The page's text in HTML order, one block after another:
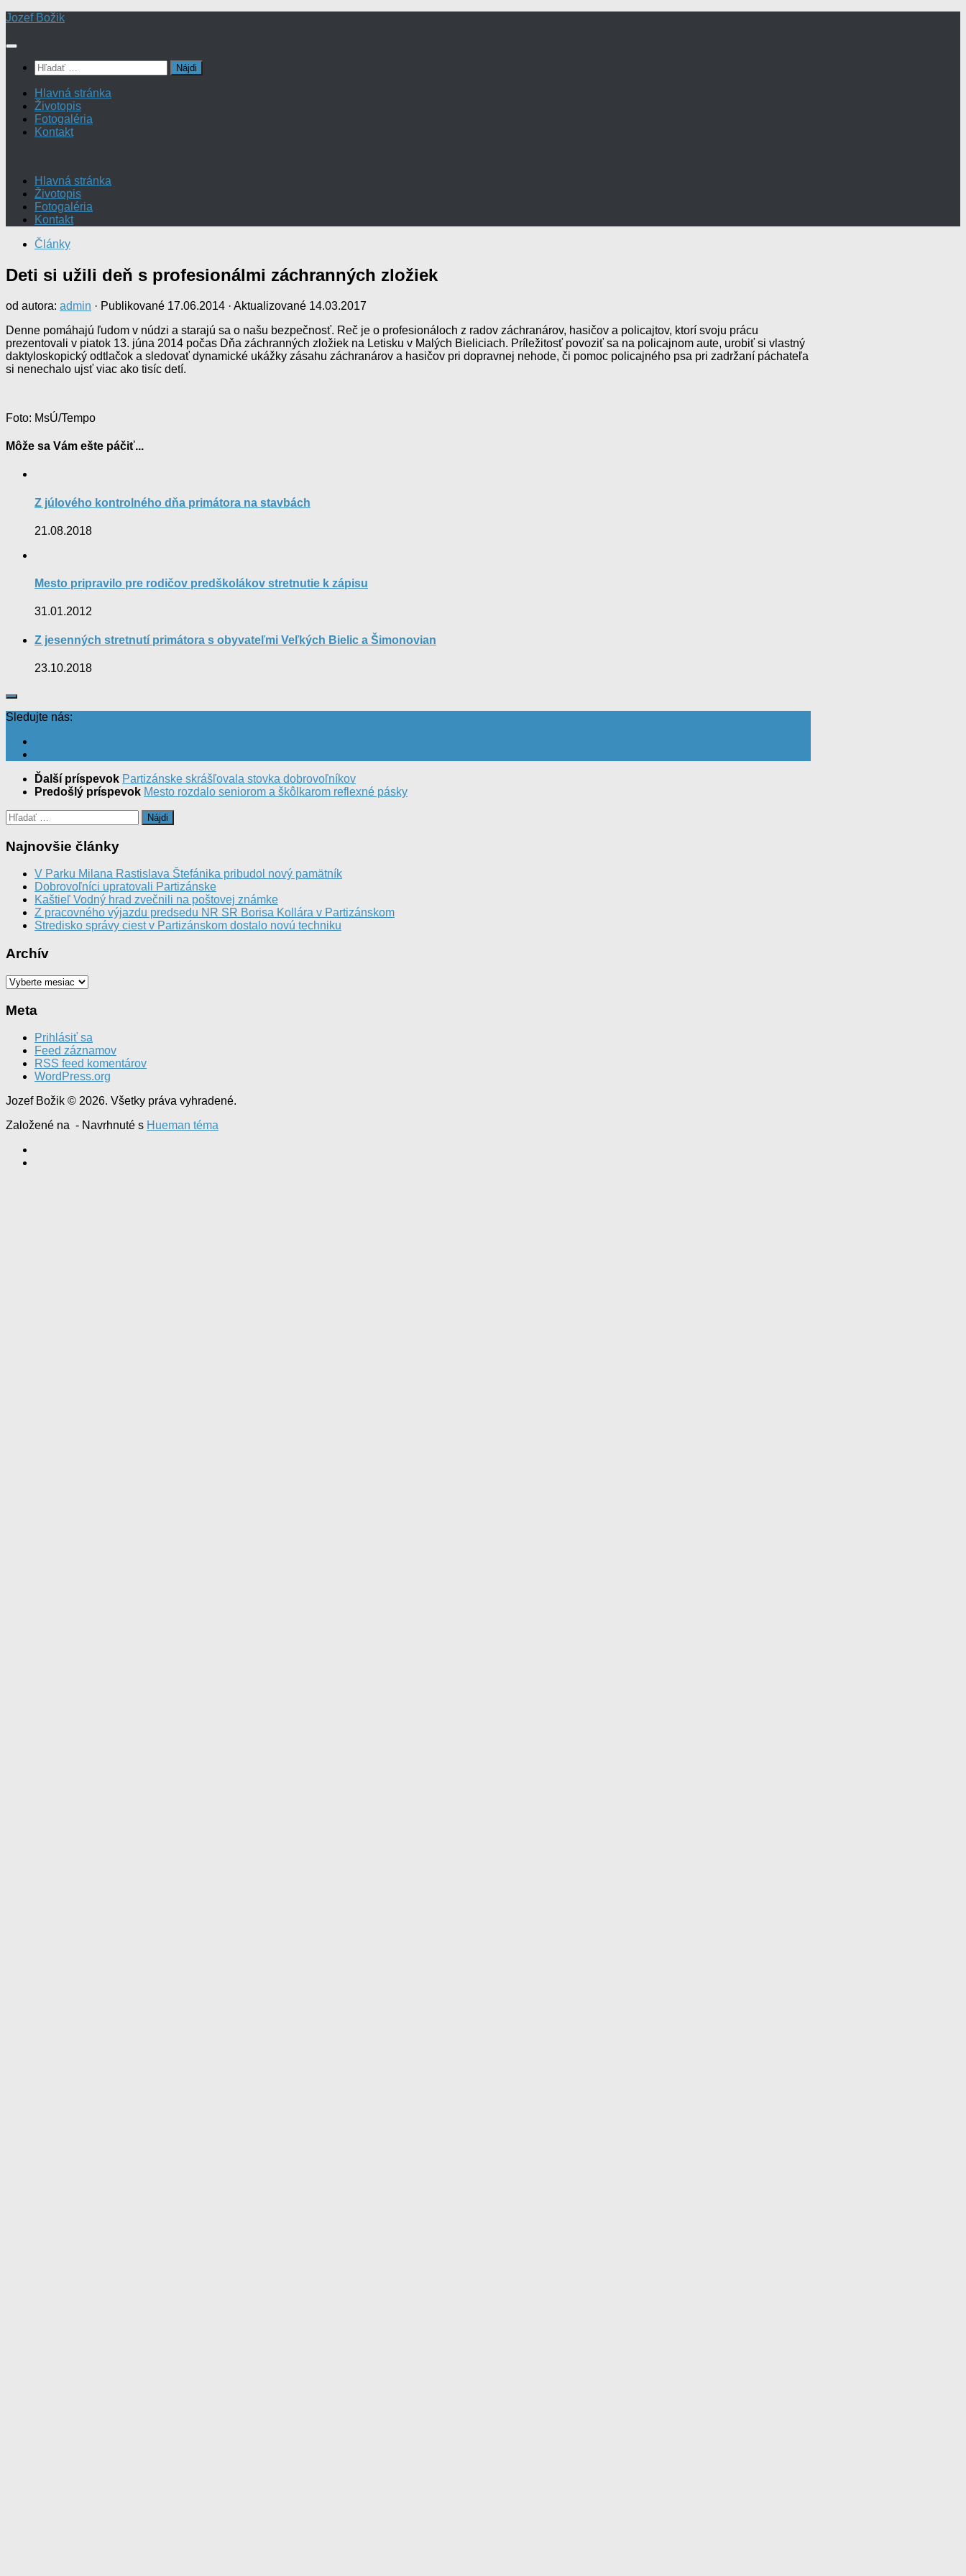
Preskočiť
obsah
Jozef Božik
Hľadať:
Hlavná stránka
Životopis
Fotogaléria
Kontakt
Hlavná stránka
Životopis
Fotogaléria
Kontakt
Články
Deti si užili deň s profesionálmi záchranných zložiek
od autora: admin · Publikované 17.06.2014 · Aktualizované 14.03.2017
Denne pomáhajú ľudom v núdzi a starajú sa o našu bezpečnosť. Reč je o profesionáloch z radov záchranárov, hasičov a policajtov, ktorí svoju prácu
prezentovali v piatok 13. júna 2014 počas Dňa záchranných zložiek na Letisku v Malých Bieliciach. Príležitosť povoziť sa na policajnom aute, urobiť si vlastný
daktyloskopický odtlačok a sledovať dynamické ukážky zásahu záchranárov a hasičov pri dopravnej nehode, či pomoc policajného psa pri zadržaní páchateľa
si nenechalo ujsť viac ako tisíc detí.
Foto: MsÚ/Tempo
Môže sa Vám ešte páčiť...
Z júlového kontrolného dňa primátora na stavbách
21.08.2018
Mesto pripravilo pre rodičov predškolákov stretnutie k zápisu
31.01.2012
Z jesenných stretnutí primátora s obyvateľmi Veľkých Bielic a Šimonovian
23.10.2018
Sledujte nás:
Ďalší príspevok Partizánske skrášľovala stovka dobrovoľníkov
Predošlý príspevok Mesto rozdalo seniorom a škôlkarom reflexné pásky
Hľadať:
Najnovšie články
V Parku Milana Rastislava Štefánika pribudol nový pamätník
Dobrovoľníci upratovali Partizánske
Kaštieľ Vodný hrad zvečnili na poštovej známke
Z pracovného výjazdu predsedu NR SR Borisa Kollára v Partizánskom
Stredisko správy ciest v Partizánskom dostalo novú techniku
Archív
Archív
Meta
Prihlásiť sa
Feed záznamov
RSS feed komentárov
WordPress.org
Jozef Božik © 2026. Všetky práva vyhradené.
Založené na - Navrhnuté s Hueman téma